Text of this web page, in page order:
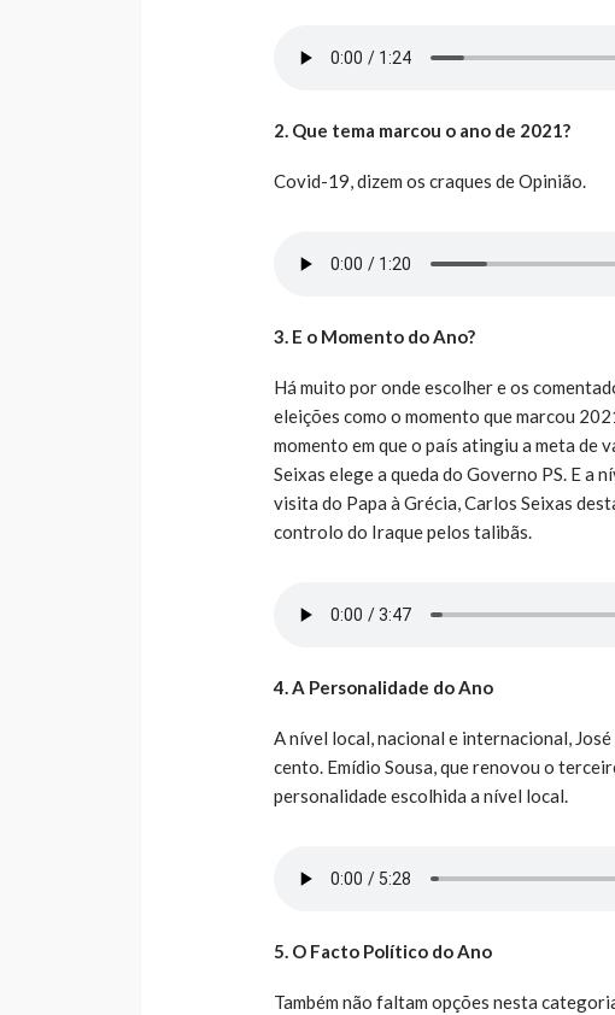
2. Que tema marcou o ano de 2021?
Covid-19, dizem os craques de Opinião.
3. E o Momento do Ano?
Há muito por onde escolher e os
eleições como o momento que marcou
momento em que o país atingiu a meta de
Seixas elege a queda do Governo PS. E a
visita do Papa à Grécia, Carlos Seixas
controlo do Iraque pelos talibãs.
4. A Personalidade do Ano
A nível local, nacional e internacional,
cento. Emídio Sousa, que renovou o
personalidade escolhida a nível local.
5. O Facto Político do Ano
Também não faltam opções nesta